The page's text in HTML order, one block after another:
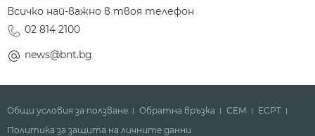
Всичко най-важно в твоя телефон
02 814 2100
news@bnt.bg
Общи условия за ползване Обратна връзка СЕМ
ECPT
Политика за защита на личните данни